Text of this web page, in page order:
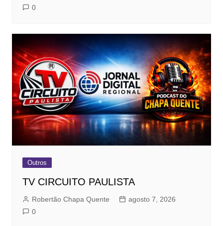
0
Outros
TV CIRCUITO PAULISTA
Robertão Chapa Quente
agosto 7, 2026
0